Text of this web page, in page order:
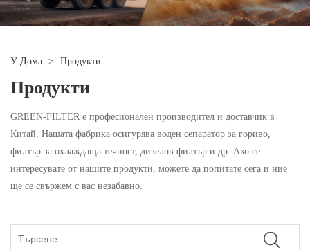
У Дома > Продукти
Продукти
GREEN-FILTER е професионален производител и доставчик в
Китай. Нашата фабрика осигурява воден сепаратор за гориво,
филтър за охлаждаща течност, дизелов филтър и др. Ако се
интересувате от нашите продукти, можете да попитате сега и ние
ще се свържем с вас незабавно.